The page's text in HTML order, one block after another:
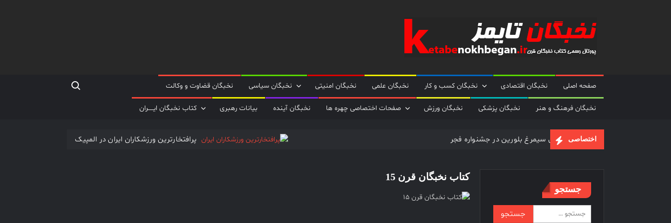
نخبگان
رسمی
اقتصادی
صفحه اصلی نخبگان اقتصادی نخبگان کسب و کار نخبگان علمی نخبگان امنیتی نخبگان سیاسی نخبگان قضاوت و وکالت
نخبگان فرهنگ و هنر نخبگان پزشکی نخبگان ورزش صفحات اختصاصی چهره ها نخبگان آینده بیانات رهبری کتاب نخبگان ایـــــران
Search for:
اختصاصی پرافتخارترین ورزشکاران ایران در المپیک
رکوردداران سیمرغ بلورین در جشنواره فجر
کتاب نخبگان قرن 15
جستجو
جستجو